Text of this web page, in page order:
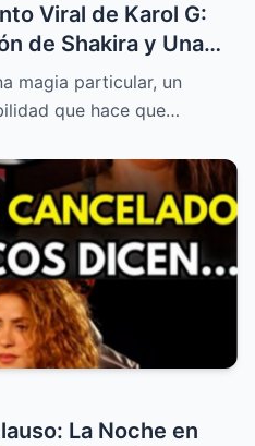
Viral de Karol G:
de Shakira y Una
Humildad
magia particular, un
que hace que…
La Noche en